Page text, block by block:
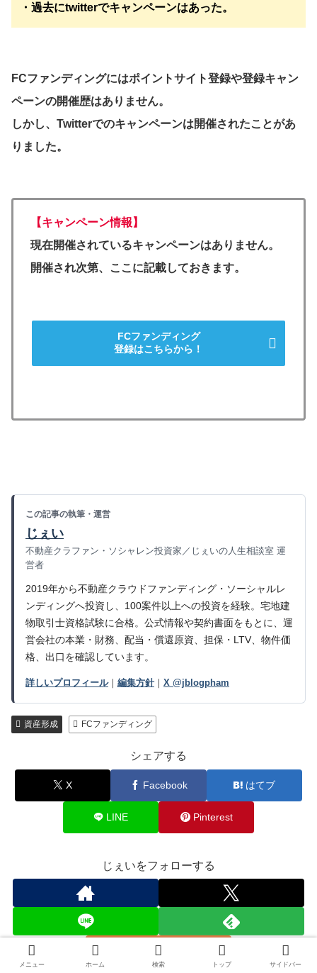
・過去にtwitterでキャンペーンはあった。
FCファンディングにはポイントサイト登録や登録キャン
ペーンの開催歴はありません。
しかし、Twitterでのキャンペーンは開催されたことがあ
りました。
【キャンペーン情報】
現在開催されているキャンペーンはありません。
開催され次第、ここに記載しておきます。
FCファンディング
登録はこちらから！
この記事の執筆・運営
じぇい
不動産クラファン・ソシャレン投資家／じぇいの人生相談室 運
営者
2019年から不動産クラウドファンディング・ソーシャルレ
ンディングへ投資し、100案件以上への投資を経験。宅地建
物取引士資格試験に合格。公式情報や契約書面をもとに、運
営会社の本業・財務、配当・償還原資、担保・LTV、物件価
格、出口を確認しています。
詳しいプロフィール｜ 編集方針 ｜ X @jblogpham
資産形成 FCファンディング
シェアする
X Facebook はてブ
LINE Pinterest
じぇいをフォローする
メニュー ホーム 検索 トップ サイドバー